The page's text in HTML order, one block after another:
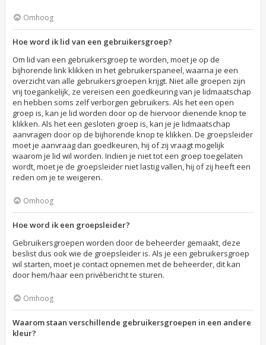
Omhoog
Hoe word ik lid van een gebruikersgroep?
Om lid van een gebruikersgroep te worden, moet je op de
bijhorende link klikken in het gebruikerspaneel, waarna je een
overzicht van alle gebruikersgroepen krijgt. Niet alle groepen zijn
vrij toegankelijk, ze vereisen een goedkeuring van je lidmaatschap
en hebben soms zelf verborgen gebruikers. Als het een open
groep is, kan je lid worden door op de hiervoor dienende knop te
klikken. Als het een gesloten groep is, kan je je lidmaatschap
aanvragen door op de bijhorende knop te klikken. De groepsleider
moet je aanvraag dan goedkeuren, hij of zij vraagt mogelijk
waarom je lid wil worden. Indien je niet tot een groep toegelaten
wordt, moet je de groepsleider niet lastig vallen, hij of zij heeft een
reden om je te weigeren.
Omhoog
Hoe word ik een groepsleider?
Gebruikersgroepen worden door de beheerder gemaakt, deze
beslist dus ook wie de groepsleider is. Als je een gebruikersgroep
wil starten, moet je contact opnemen met de beheerder, dit kan
door hem/haar een privébericht te sturen.
Omhoog
Waarom staan verschillende gebruikersgroepen in een andere
kleur?